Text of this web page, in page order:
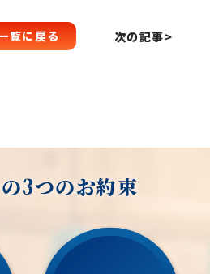
覧に戻る 次の記事>
3つのお約束